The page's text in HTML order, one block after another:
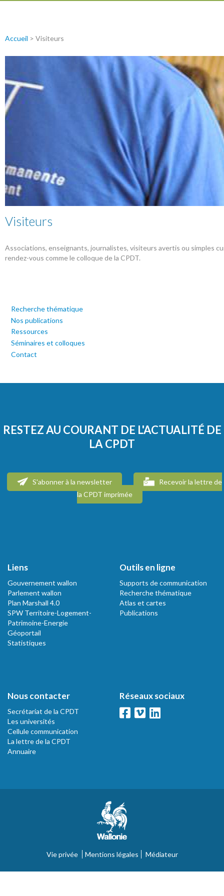
Recherche thématique
Nos publications
Ressources
Séminaires et colloques
Contact
Accueil > Visiteurs
Visiteurs
Associations, enseignants, journalistes, visiteurs avertis ou simples
rendez-vous comme le colloque de la CPDT.
RESTEZ AU COURANT DE L'ACTUALITÉ DE
LA CPDT
S'abonner à la newsletter
Recevoir la lettre de
la CPDT imprimée
Liens
Gouvernement wallon
Parlement wallon
Plan Marshall 4.0
SPW Territoire-Logement-
Patrimoine-Energie
Géoportail
Statistiques
Outils en ligne
Supports de communication
Recherche thématique
Atlas et cartes
Publications
Nous contacter
Secrétariat de la CPDT
Les universités
Cellule communication
La lettre de la CPDT
Annuaire
Réseaux sociaux
Vie privée Mentions légales Médiateur